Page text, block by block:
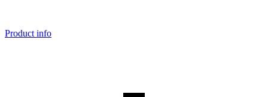
Product info